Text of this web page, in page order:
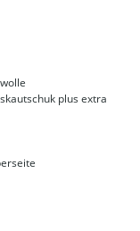
plus extra